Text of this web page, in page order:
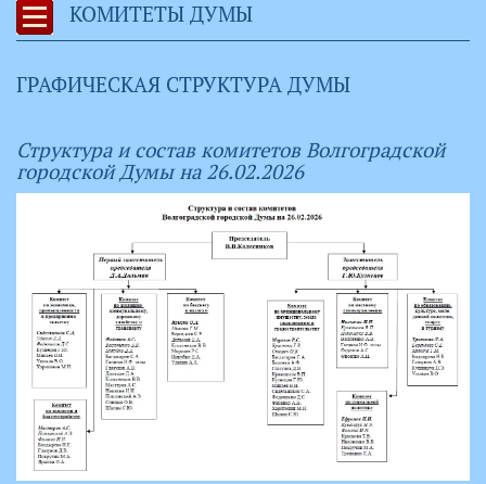
КОМИТЕТЫ ДУМЫ
ГРАФИЧЕСКАЯ СТРУКТУРА ДУМЫ
Структура и состав комитетов Волгоградской
городской Думы на 26.02.2026